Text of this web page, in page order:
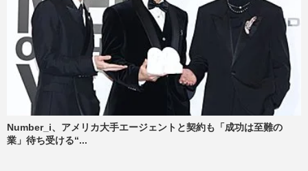
Number_i、アメリカ大手エージェントと契約も「成功は至難の
業」待ち受ける“...